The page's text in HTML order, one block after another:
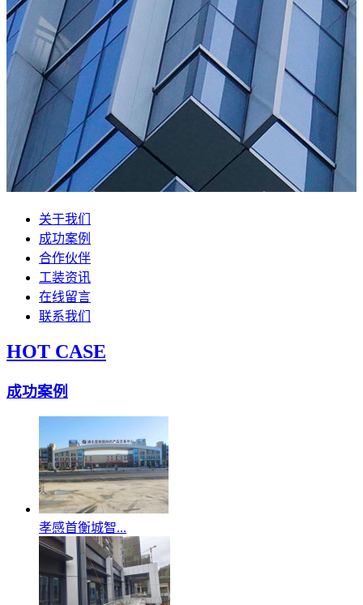
关于我们
成功案例
合作伙伴
工装资讯
在线留言
联系我们
HOT CASE
成功案例
孝感首衡城智...